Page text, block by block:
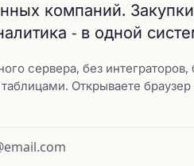
компаний.
- в одной
сервера, без
таблицами. Открываете